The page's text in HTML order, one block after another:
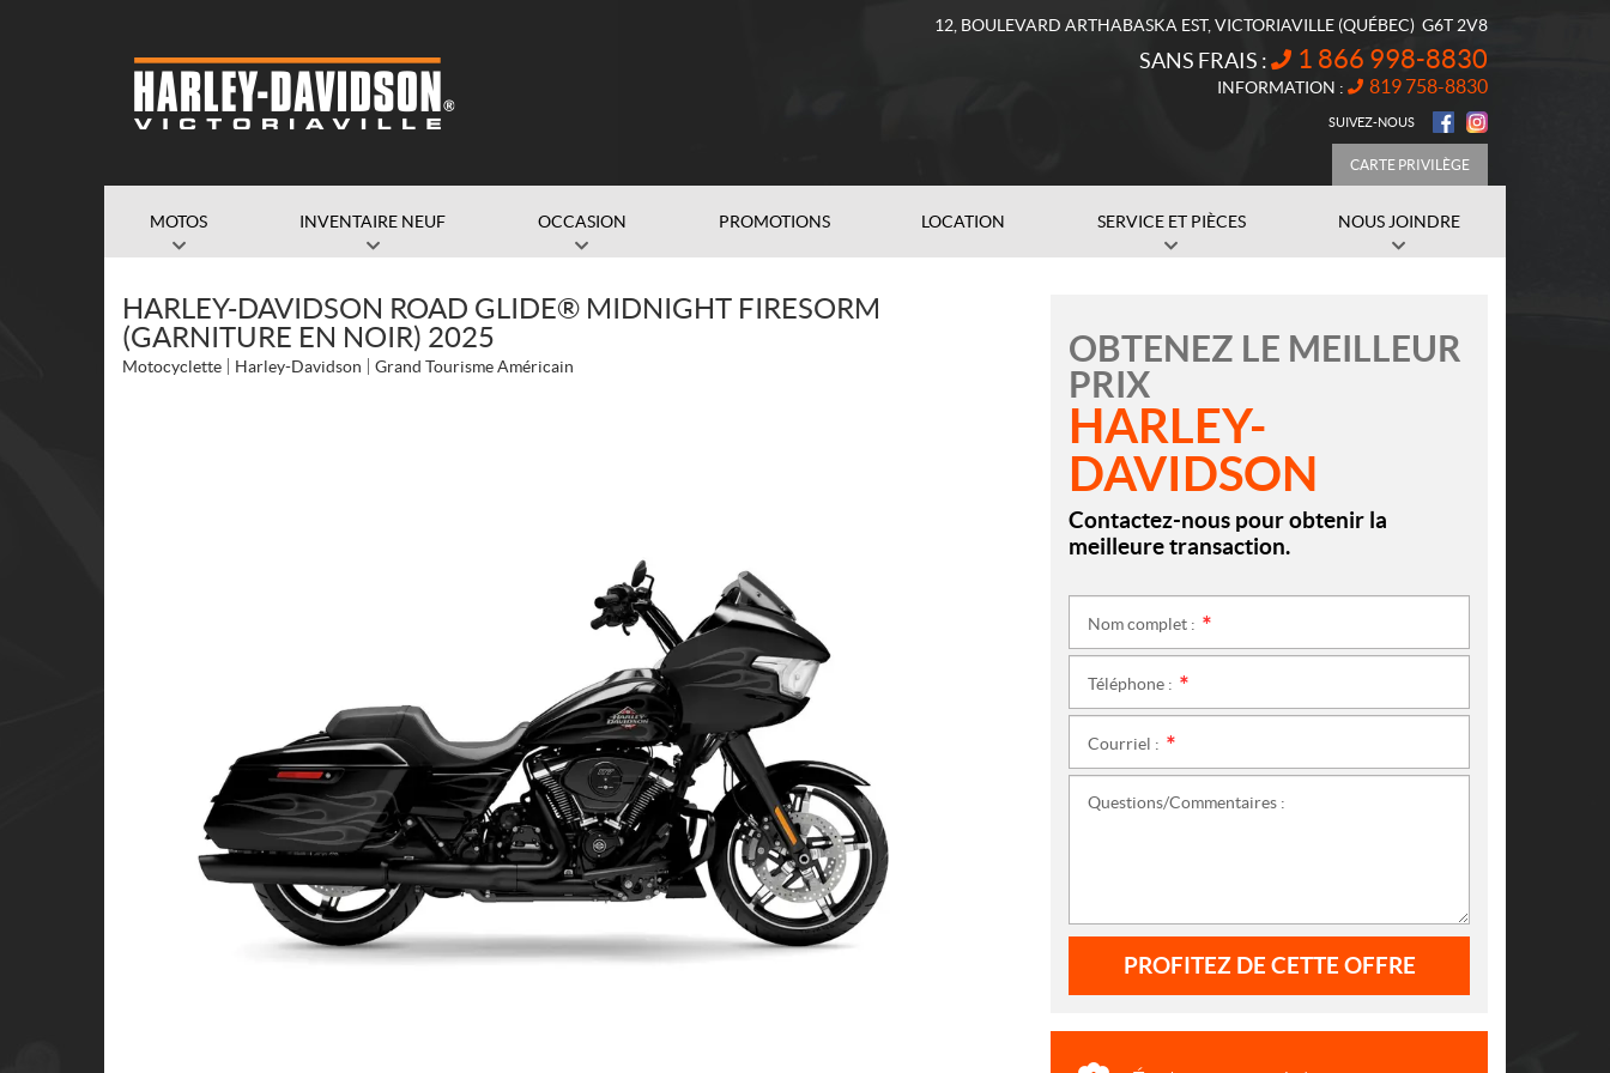
12, BOULEVARD ARTHABASKA EST, VICTORIAVILLE (QUÉBEC) G6T 2V8
SANS FRAIS : 1 866 998-8830
INFORMATION : 819 758-8830
SUIVEZ-NOUS
CARTE PRIVILÈGE
MOTOS INVENTAIRE NEUF OCCASION PROMOTIONS LOCATION SERVICE ET PIÈCES NOUS JOINDRE
HARLEY-DAVIDSON ROAD GLIDE® MIDNIGHT FIRESORM
(GARNITURE EN NOIR) 2025
Motocyclette Harley-Davidson Grand Tourisme Américain
OBTENEZ LE MEILLEUR
PRIX
HARLEY-
DAVIDSON
Contactez-nous pour obtenir la
meilleure transaction.
Nom complet :
Téléphone :
Courriel :
Questions/Commentaires :
PROFITEZ DE CETTE OFFRE